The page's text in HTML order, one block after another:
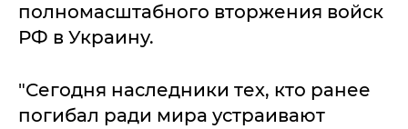
полномасштабного вторжения войск
РФ в Украину.
"Сегодня наследники тех, кто ранее
погибал ради мира устраивают